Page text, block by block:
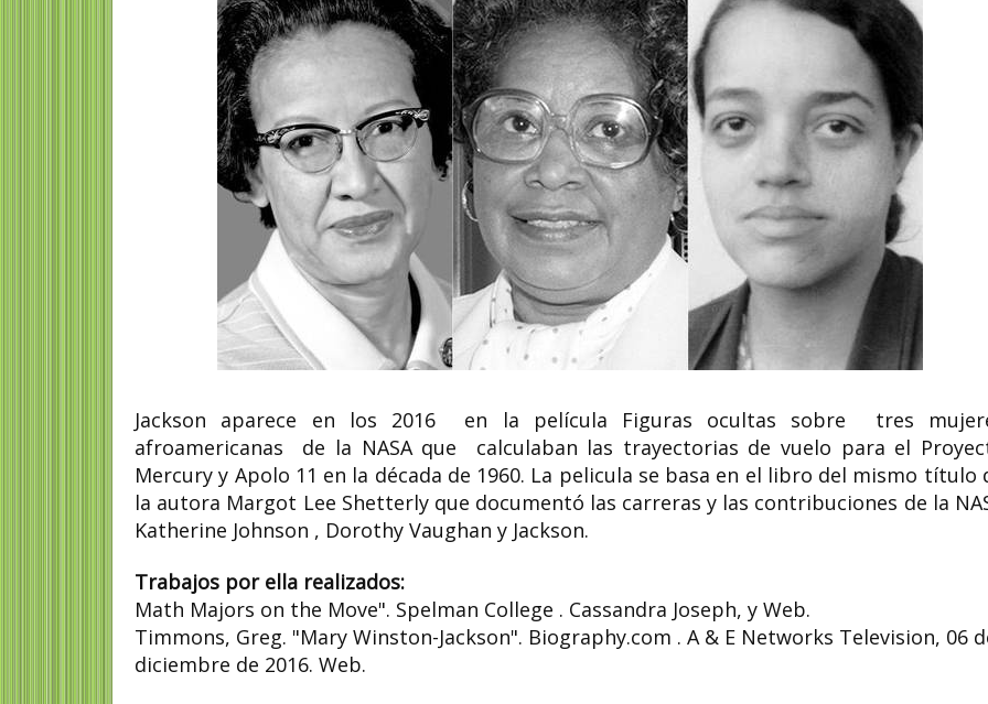
Jackson aparece en los 2016 en la película Figuras ocultas sobre tres
afroamericanas de la NASA que calculaban las trayectorias de vuelo para el
Mercury y Apolo 11 en la década de 1960. La pelicula se basa en el libro del mismo título
la autora Margot Lee Shetterly que documentó las carreras y las contribuciones de la
Katherine Johnson , Dorothy Vaughan y Jackson.
Trabajos por ella realizados:
Math Majors on the Move". Spelman College . Cassandra Joseph, y Web.
Timmons, Greg. "Mary Winston-Jackson". Biography.com . A & E Networks Television, 06
diciembre de 2016. Web.